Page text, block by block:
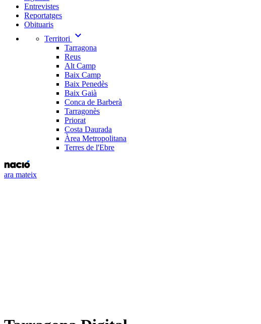
Entrevistes
Reportatges
Obituaris
Territori
expand_more
Tarragona
Reus
Alt Camp
Baix Camp
Baix Penedès
Baix Gaià
Conca de Barberà
Tarragonès
Priorat
Costa Daurada
Àrea Metropolitana
Terres de l'Ebre
ara mateix